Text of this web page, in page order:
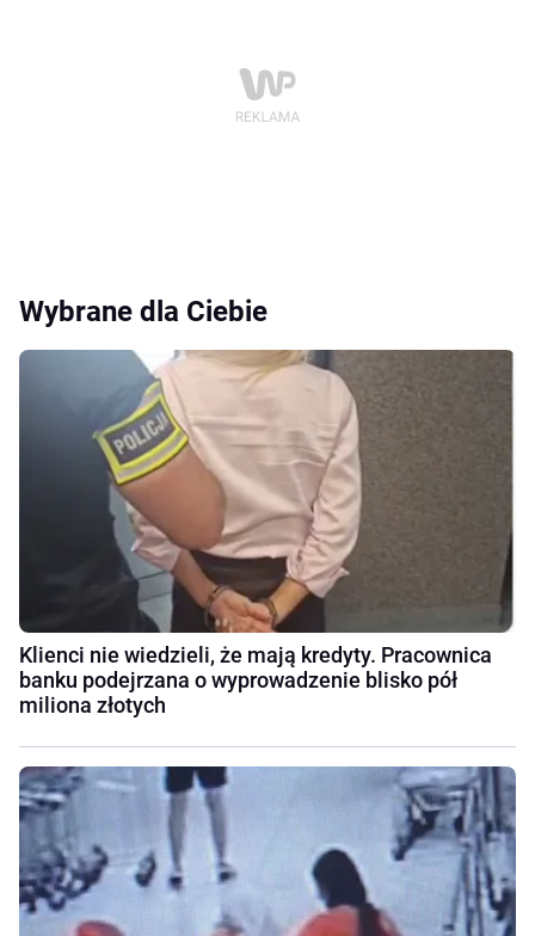
Wybrane dla Ciebie
Klienci nie wiedzieli, że mają kredyty. Pracownica
banku podejrzana o wyprowadzenie blisko pół
miliona złotych